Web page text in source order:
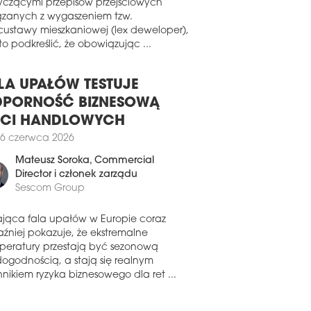
44 usiadła Jolanta Nowakowska-
partner i szefowa działu
kancelarii Greenberg Traurig.
stycznia 2020
MROZIEWICZ
W pierwszym noworocznym
przy podkastowym stole
Bożenę Gierszewską-Mroziewicz,
polskiego Neinvera.
grudnia 2019
W NOS Z… DARKIEM
Zapraszamy na ostatnią premierę
w tym roku – w apartamencie przy
44 zasiadł jednocześnie gość i
czyli Darek Węglicki, country
z pojawiającymi się pytaniami
przepisów przejściowych
z wygaszeniem tzw.
mieszkaniowej (lex deweloper),
UPAŁÓW TESTUJE
BIZNESOWĄ
HANDLOWYCH
Mateusz Soroka, Commercial
Director i członek zarządu
fala upałów w Europie coraz
pokazuje, że ekstremalne
przestają być sezonową
a stają się realnym